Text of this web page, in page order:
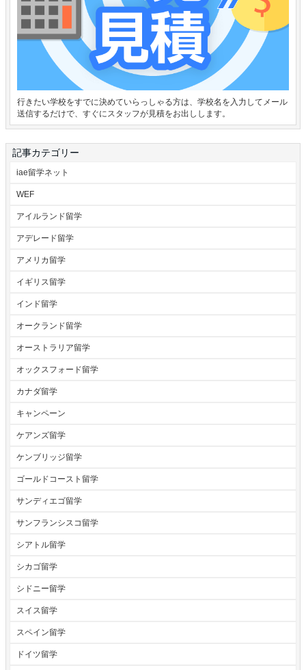
行きたい学校をすでに決めていらっしゃる方は、学校名を入力してメール
送信するだけで、すぐにスタッフが見積をお出しします。
記事カテゴリー
iae留学ネット
WEF
アイルランド留学
アデレード留学
アメリカ留学
イギリス留学
インド留学
オークランド留学
オーストラリア留学
オックスフォード留学
カナダ留学
キャンペーン
ケアンズ留学
ケンブリッジ留学
ゴールドコースト留学
サンディエゴ留学
サンフランシスコ留学
シアトル留学
シカゴ留学
シドニー留学
スイス留学
スペイン留学
ドイツ留学